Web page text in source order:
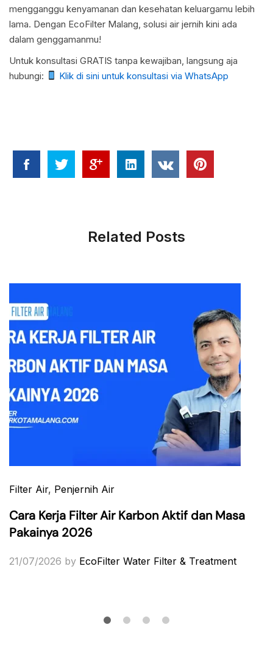
mengganggu kenyamanan dan kesehatan keluargamu lebih
lama. Dengan EcoFilter Malang, solusi air jernih kini ada
dalam genggamanmu!
Untuk konsultasi GRATIS tanpa kewajiban, langsung aja
hubungi:
Klik di sini untuk konsultasi via WhatsApp
Related Posts
Filter Air, Penjernih Air
Cara Kerja Filter Air Karbon Aktif dan Masa
Pakainya 2026
21/07/2026 by EcoFilter Water Filter & Treatment